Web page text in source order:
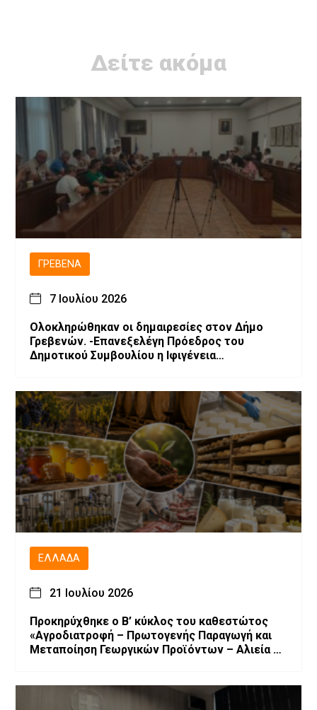
Δείτε ακόμα
ΓΡΕΒΕΝΆ
7 Ιουλίου 2026
Ολοκληρώθηκαν οι δημαιρεσίες στον Δήμο
Γρεβενών. -Επανεξελέγη Πρόεδρος του
Δημοτικού Συμβουλίου η Ιφιγένεια
ΕΛΛΆΔΑ
21 Ιουλίου 2026
Προκηρύχθηκε ο Β’ κύκλος του καθεστώτος
«Αγροδιατροφή – Πρωτογενής Παραγωγή και
Μεταποίηση Γεωργικών Προϊόντων – Αλιεία –